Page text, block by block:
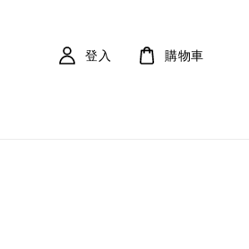
登入 購物車